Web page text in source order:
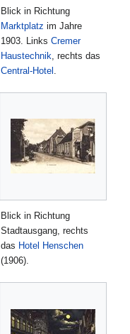
Blick in Richtung
Marktplatz im Jahre
1903. Links Cremer
Haustechnik , rechts das
Central-Hotel
Blick in Richtung
Stadtausgang, rechts
das Hotel Henschen
(1906).